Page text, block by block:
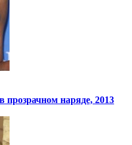
прозрачном наряде, 2013